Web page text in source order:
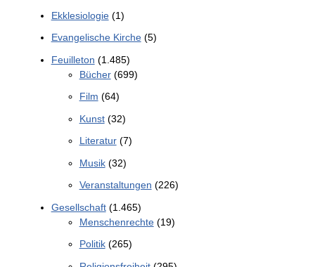
Ekklesiologie(1)
Evangelische Kirche(5)
Feuilleton (1.485)
Bücher(699)
Film (64)
Kunst(32)
Literatur(7)
Musik(32)
Veranstaltungen (226)
Gesellschaft(1.465)
Menschenrechte(19)
Politik(265)